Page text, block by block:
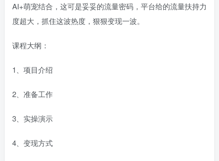
AI+萌宠结合，这可是妥妥的流量密码，平台给的流量扶持力
度超大，抓住这波热度，狠狠变现一波。
课程大纲：
1、项目介绍
2、准备工作
3、实操演示
4、变现方式